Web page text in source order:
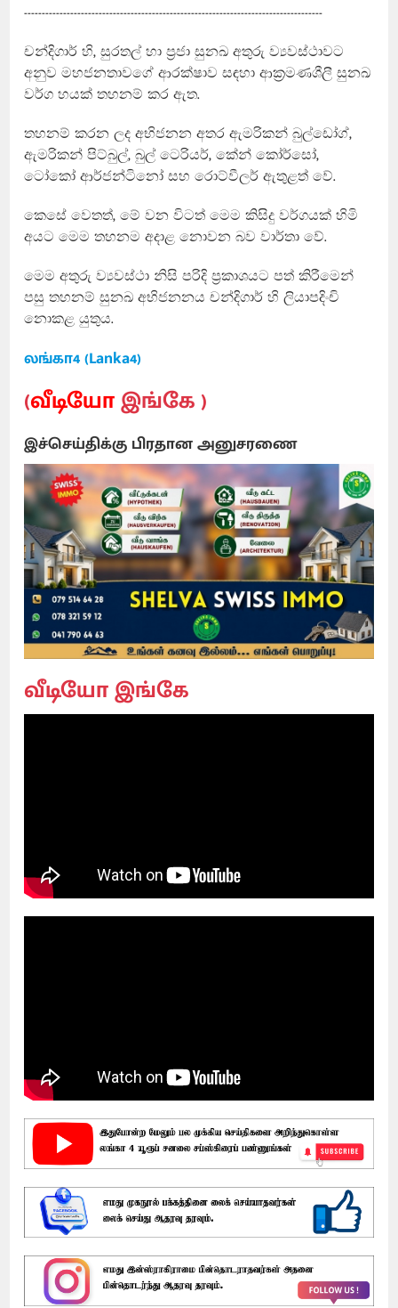
------------------------------------------------------------------------------------
චන්දිගාර් හි, සුරතල් හා ප්‍රජා සුනඛ අතුරු ව්‍යවස්ථාවට
අනුව මහජනතාවගේ ආරක්ෂාව සඳහා ආක්‍රමණශීලී සුනඛ
වර්ග හයක් තහනම් කර ඇත.
තහනම් කරන ලද අභිජනන අතර ඇමරිකන් බුල්ඩෝග්,
ඇමරිකන් පිට්බුල්, බුල් ටෙරියර්, කේන් කෝර්සෝ,
ටෝකෝ ආර්ජන්ටිනෝ සහ රොට්වීලර් ඇතුළත් වේ.
කෙසේ වෙතත්, මේ වන විටත් මෙම කිසිදු වර්ගයක් හිමි
අයට මෙම තහනම අදාළ නොවන බව වාර්තා වේ.
මෙම අතුරු ව්‍යවස්ථා නිසි පරිදි ප්‍රකාශයට පත් කිරීමෙන්
පසු තහනම් සුනඛ අභිජනනය චන්දිගාර් හි ලියාපදිංචි
නොකළ යුතුය.
லங்கா4 (Lanka4)
(வீடியோஇங்கே )
இச்செய்திக்கு பிரதான அனுசரணை
வீடியோ இங்கே